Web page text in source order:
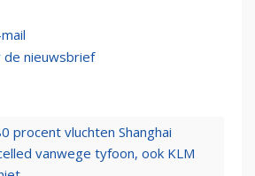
de nieuwsbrief
procent vluchten Shanghai
vanwege tyfoon, ook KLM